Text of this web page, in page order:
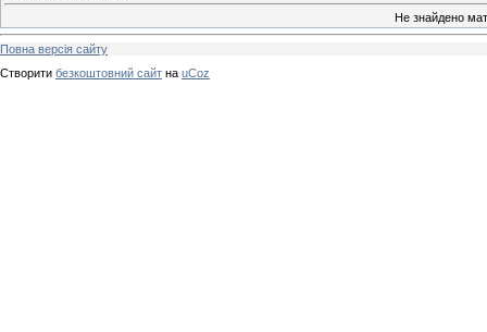
Не знайдено
Повна версія сайту
Створити безкоштовний сайт на uCoz